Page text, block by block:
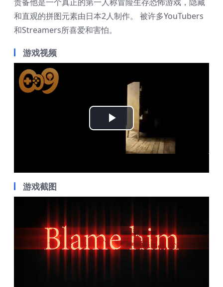
和直观的拼图元素由日本2人制作。 被许多YouTubers
和Streamers所喜爱和害怕。
游戏视频
Play
Video
游戏截图